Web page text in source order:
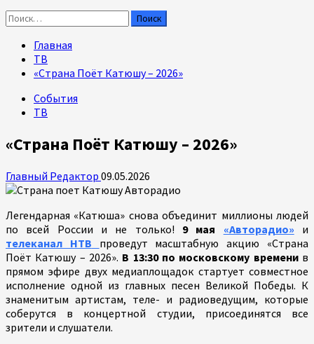
Найти:
Главная
ТВ
«Страна Поёт Катюшу – 2026»
События
ТВ
«Страна Поёт Катюшу – 2026»
Главный Редактор 09.05.2026
Легендарная «Катюша» снова объединит миллионы людей
по всей России и не только! 9 мая «Авторадио» и
телеканал НТВ
проведут масштабную акцию «Страна
Поёт Катюшу – 2026». В 13:30 по московскому временив
прямом эфире двух медиаплощадок стартует совместное
исполнение одной из главных песен Великой Победы. К
знаменитым артистам, теле- и радиоведущим, которые
соберутся в концертной студии, присоединятся все
зрители и слушатели.